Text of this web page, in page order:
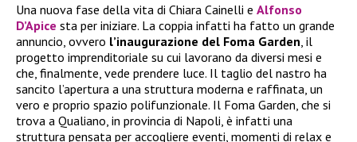
Una nuova fase della vita di Chiara Cainelli e Alfonso
D’Apice sta per iniziare. La coppia infatti ha fatto un grande
annuncio, ovvero l’inaugurazione del Foma Garden , il
progetto imprenditoriale su cui lavorano da diversi mesi e
che, finalmente, vede prendere luce. Il taglio del nastro ha
sancito l’apertura a una struttura moderna e raffinata, un
vero e proprio spazio polifunzionale. Il Foma Garden, che si
trova a Qualiano, in provincia di Napoli, è infatti una
struttura pensata per accogliere eventi, momenti di relax e